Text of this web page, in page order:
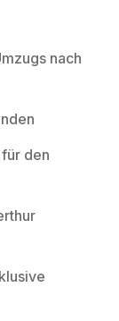
nach
den